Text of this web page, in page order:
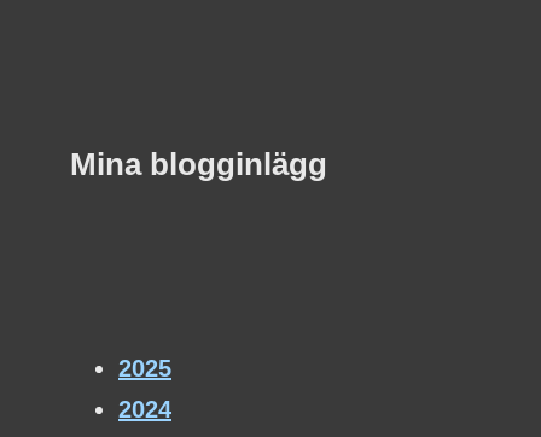
Mina blogginlägg
2025
2024